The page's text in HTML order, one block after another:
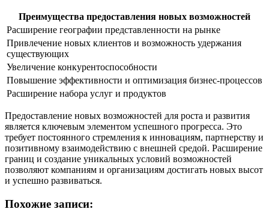
Преимущества предоставления новых возможностей
Расширение географии представленности на рынке
Привлечение новых клиентов и возможность удержания
существующих
Увеличение конкурентоспособности
Повышение эффективности и оптимизация бизнес-процессов
Расширение набора услуг и продуктов
Предоставление новых возможностей для роста и развития
является ключевым элементом успешного прогресса. Это
требует постоянного стремления к инновациям, партнерству и
позитивному взаимодействию с внешней средой. Расширение
границ и создание уникальных условий возможностей
позволяют компаниям и организациям достигать новых высот
и успешно развиваться.
Похожие записи: